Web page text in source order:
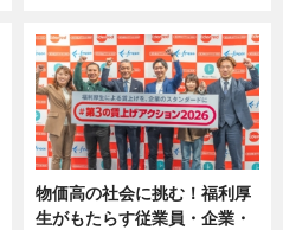
物価高の社会に挑む！福利厚
生がもたらす従業員・企業・